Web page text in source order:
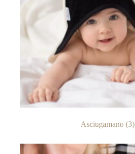
Asciugamano (3)